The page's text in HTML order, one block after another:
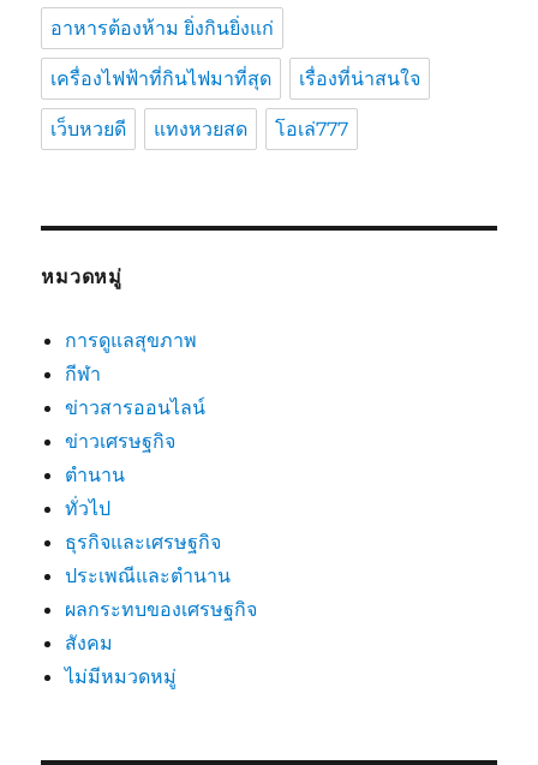
อาหารต้องห้าม ยิ่งกินยิ่งแก่
เครื่องไฟฟ้าที่กินไฟมาที่สุด เรื่องที่น่าสนใจ
เว็บหวยดี แทงหวยสด โอเล่777
หมวดหมู่
การดูแลสุขภาพ
กีฬา
ข่าวสารออนไลน์
ข่าวเศรษฐกิจ
ตำนาน
ทั่วไป
ธุรกิจและเศรษฐกิจ
ประเพณีและตำนาน
ผลกระทบของเศรษฐกิจ
สังคม
ไม่มีหมวดหมู่